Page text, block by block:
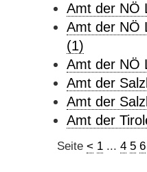
Amt der NÖ
Amt der NÖ
(1)
Amt der NÖ
Amt der
Amt der
Amt der
Seite < 1... 4 5 6